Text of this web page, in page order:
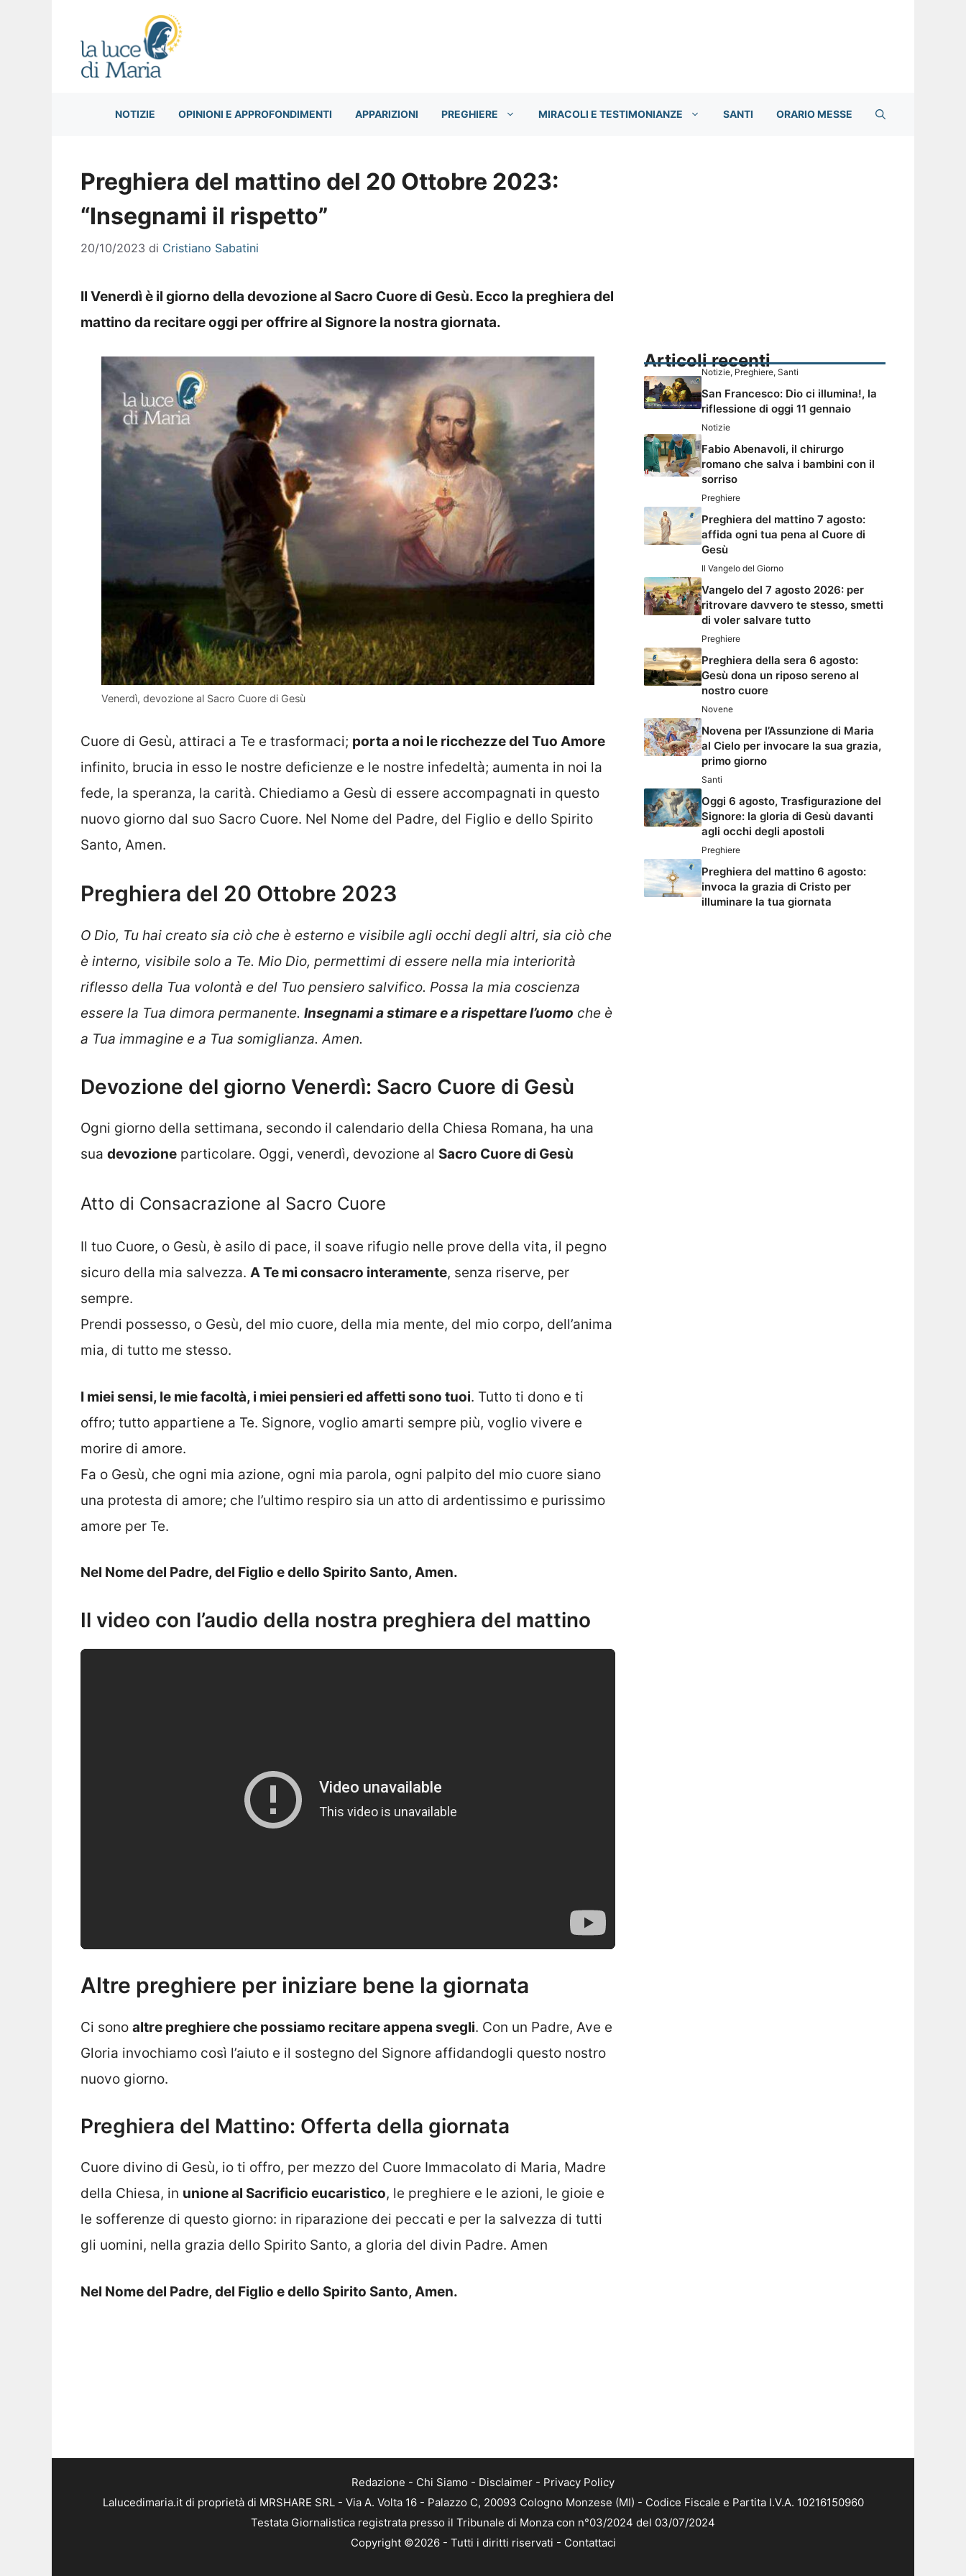
NOTIZIE OPINIONI E APPROFONDIMENTI APPARIZIONI PREGHIERE MIRACOLI E TESTIMONIANZE SANTI ORARIO MESSE
Preghiera del mattino del 20 Ottobre 2023:
“Insegnami il rispetto”
20/10/2023 di Cristiano Sabatini
Il Venerdì è il giorno della devozione al Sacro Cuore di Gesù. Ecco la preghiera del
mattino da recitare oggi per offrire al Signore la nostra giornata.
Venerdì, devozione al Sacro Cuore di Gesù
Cuore di Gesù, attiraci a Te e trasformaci; porta a noi le ricchezze del Tuo Amore
infinito, brucia in esso le nostre deficienze e le nostre infedeltà; aumenta in noi la
fede, la speranza, la carità. Chiediamo a Gesù di essere accompagnati in questo
nuovo giorno dal suo Sacro Cuore. Nel Nome del Padre, del Figlio e dello Spirito
Santo, Amen.
Preghiera del 20 Ottobre 2023
O Dio, Tu hai creato sia ciò che è esterno e visibile agli occhi degli altri, sia ciò che
è interno, visibile solo a Te. Mio Dio, permettimi di essere nella mia interiorità
riflesso della Tua volontà e del Tuo pensiero salvifico. Possa la mia coscienza
essere la Tua dimora permanente. Insegnami a stimare e a rispettare l’uomo che è
a Tua immagine e a Tua somiglianza. Amen.
Devozione del giorno Venerdì: Sacro Cuore di Gesù
Ogni giorno della settimana, secondo il calendario della Chiesa Romana, ha una
sua devozione particolare. Oggi, venerdì, devozione al Sacro Cuore di Gesù
Atto di Consacrazione al Sacro Cuore
Il tuo Cuore, o Gesù, è asilo di pace, il soave rifugio nelle prove della vita, il pegno
sicuro della mia salvezza. A Te mi consacro interamente, senza riserve, per
sempre.
Prendi possesso, o Gesù, del mio cuore, della mia mente, del mio corpo, dell’anima
mia, di tutto me stesso.
I miei sensi, le mie facoltà, i miei pensieri ed affetti sono tuoi. Tutto ti dono e ti
offro; tutto appartiene a Te. Signore, voglio amarti sempre più, voglio vivere e
morire di amore.
Fa o Gesù, che ogni mia azione, ogni mia parola, ogni palpito del mio cuore siano
una protesta di amore; che l’ultimo respiro sia un atto di ardentissimo e purissimo
amore per Te.
Nel Nome del Padre, del Figlio e dello Spirito Santo, Amen.
Il video con l’audio della nostra preghiera del mattino
Altre preghiere per iniziare bene la giornata
Ci sono altre preghiere che possiamo recitare appena svegli. Con un Padre, Ave e
Gloria invochiamo così l’aiuto e il sostegno del Signore affidandogli questo nostro
nuovo giorno.
Preghiera del Mattino: Offerta della giornata
Cuore divino di Gesù, io ti offro, per mezzo del Cuore Immacolato di Maria, Madre
della Chiesa, in unione al Sacrificio eucaristico, le preghiere e le azioni, le gioie e
le sofferenze di questo giorno: in riparazione dei peccati e per la salvezza di tutti
gli uomini, nella grazia dello Spirito Santo, a gloria del divin Padre. Amen
Nel Nome del Padre, del Figlio e dello Spirito Santo, Amen.
Articoli recenti
Notizie, Preghiere, Santi
San Francesco: Dio ci illumina!, la
riflessione di oggi 11 gennaio
Notizie
Fabio Abenavoli, il chirurgo
romano che salva i bambini con il
sorriso
Preghiere
Preghiera del mattino 7 agosto:
affida ogni tua pena al Cuore di
Gesù
Il Vangelo del Giorno
Vangelo del 7 agosto 2026: per
ritrovare davvero te stesso, smetti
di voler salvare tutto
Preghiere
Preghiera della sera 6 agosto:
Gesù dona un riposo sereno al
nostro cuore
Novene
Novena per l’Assunzione di Maria
al Cielo per invocare la sua grazia,
primo giorno
Santi
Oggi 6 agosto, Trasfigurazione del
Signore: la gloria di Gesù davanti
agli occhi degli apostoli
Preghiere
Preghiera del mattino 6 agosto:
invoca la grazia di Cristo per
illuminare la tua giornata
Redazione - Chi Siamo - Disclaimer - Privacy Policy
Lalucedimaria.it di proprietà di MRSHARE SRL - Via A. Volta 16 - Palazzo C, 20093 Cologno Monzese (MI) - Codice Fiscale e Partita I.V.A. 10216150960
Testata Giornalistica registrata presso il Tribunale di Monza con n°03/2024 del 03/07/2024
Copyright ©2026 - Tutti i diritti riservati - Contattaci